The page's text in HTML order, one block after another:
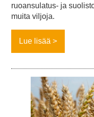
ruoansulatus- ja
muita viljoja.
Lue lisää